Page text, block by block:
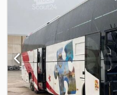
Standheizung, Toilette
,
Getriebetyp Automatik,
Senkanlage,
Tachograf, Klimaanlage,
Kühlschrank, Stereoanlage
Videoanlage mit 2x Monitor,
Bordküche, Anzahl der
seitwärts verstellbar,